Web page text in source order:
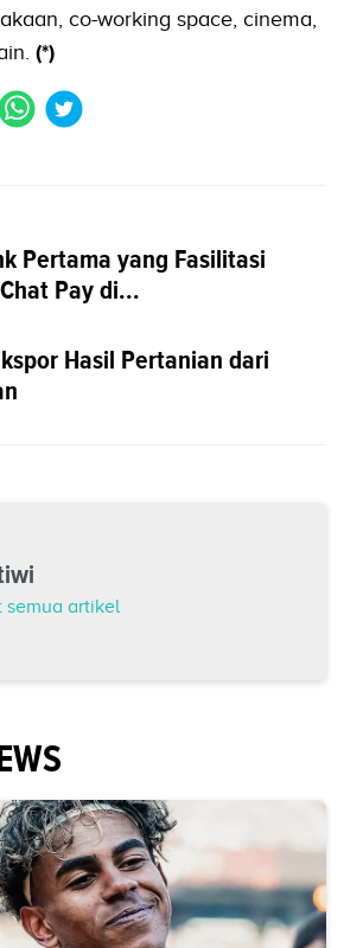
co-working space, cinema,
(*)
Pertama yang Fasilitasi
Pay di...
Hasil Pertanian dari
semua artikel